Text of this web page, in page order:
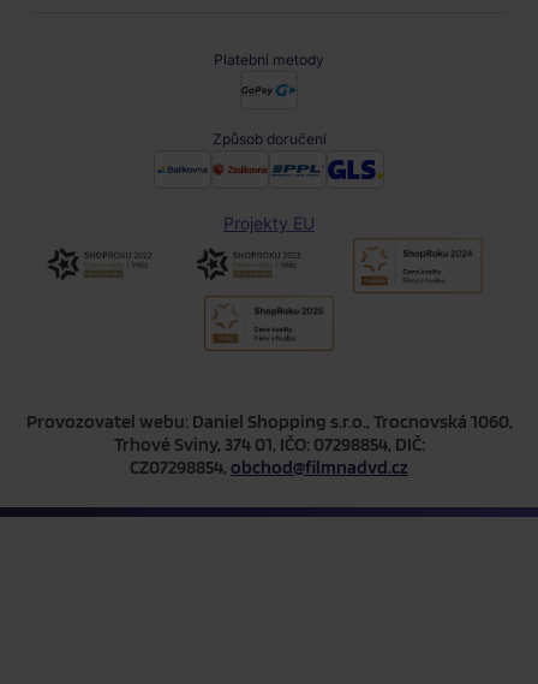
Platební metody
Způsob doručení
Projekty EU
Provozovatel webu: Daniel Shopping s.r.o., Trocnovská 1060,
Trhové Sviny, 374 01, IČO: 07298854, DIČ:
CZ07298854, obchod@filmnadvd.cz